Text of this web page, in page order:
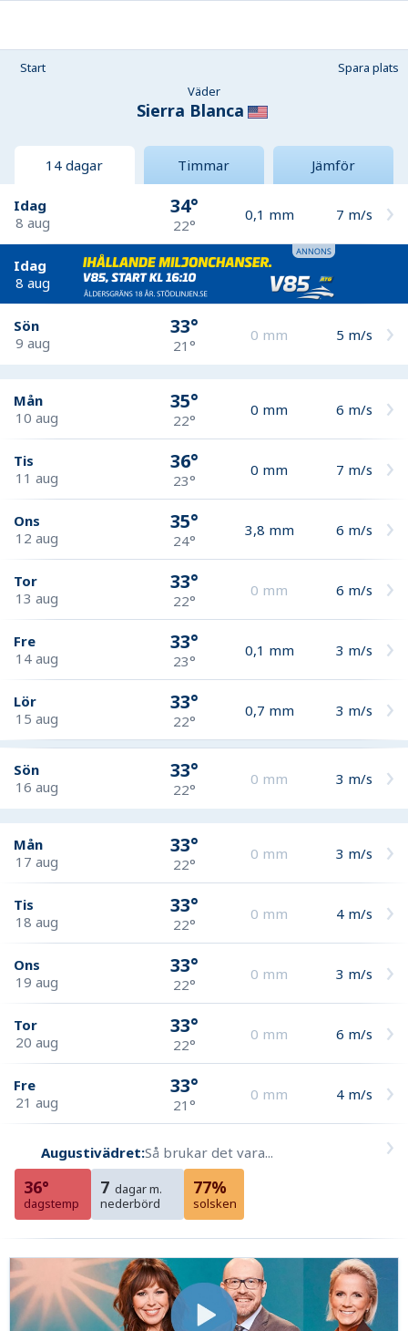
Start
Spara plats
Väder
Sierra Blanca
14 dagar Timmar Jämför
Idag
8 aug
34°
22°
0,1 mm 7 m/s
Idag
8 aug
Sön
9 aug
33°
21°
0 mm 5 m/s
Mån
10 aug
35°
22°
0 mm 6 m/s
Tis
11 aug
36°
23°
0 mm 7 m/s
Ons
12 aug
35°
24°
3,8 mm 6 m/s
Tor
13 aug
33°
22°
0 mm 6 m/s
Fre
14 aug
33°
23°
0,1 mm 3 m/s
Lör
15 aug
33°
22°
0,7 mm 3 m/s
Sön
16 aug
33°
22°
0 mm 3 m/s
Mån
17 aug
33°
22°
0 mm 3 m/s
Tis
18 aug
33°
22°
0 mm 4 m/s
Ons
19 aug
33°
22°
0 mm 3 m/s
Tor
20 aug
33°
22°
0 mm 6 m/s
Fre
21 aug
33°
21°
0 mm 4 m/s
Augustivädret:Så brukar det vara...
36°
dagstemp
7 dagar m.
nederbörd
77%
solsken